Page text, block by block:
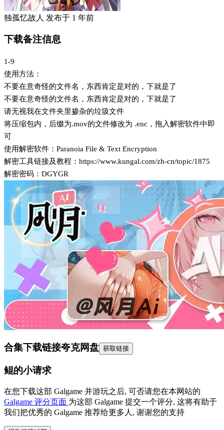
独孤忆故人 发布于 1 年前
下载备注信息
1-9
使用方法：
不要在意奇怪的文件名，东西肯定是对的，下就是了
不要在意奇怪的文件名，东西肯定是对的，下就是了
请无视我在文件夹里掺杂的垃圾文件
将压缩包内，后缀为.mov的文件修改为 .enc，拖入解密软件中即
可
使用解密软件：Paranoia File & Text Encryption
解密工具链接及教程：https://www.kungal.com/zh-cn/topic/1875
解密密码：DGYGR
合集下载链接夸克网盘 获取链接
鲲的小请求
在您下载这部 Galgame 并游玩之后, 可否请您在本网站的
Galgame 评分页面 为这部 Galgame 提交一个评分, 这将有助于
我们把优秀的 Galgame 推荐给更多人, 谢谢您的支持